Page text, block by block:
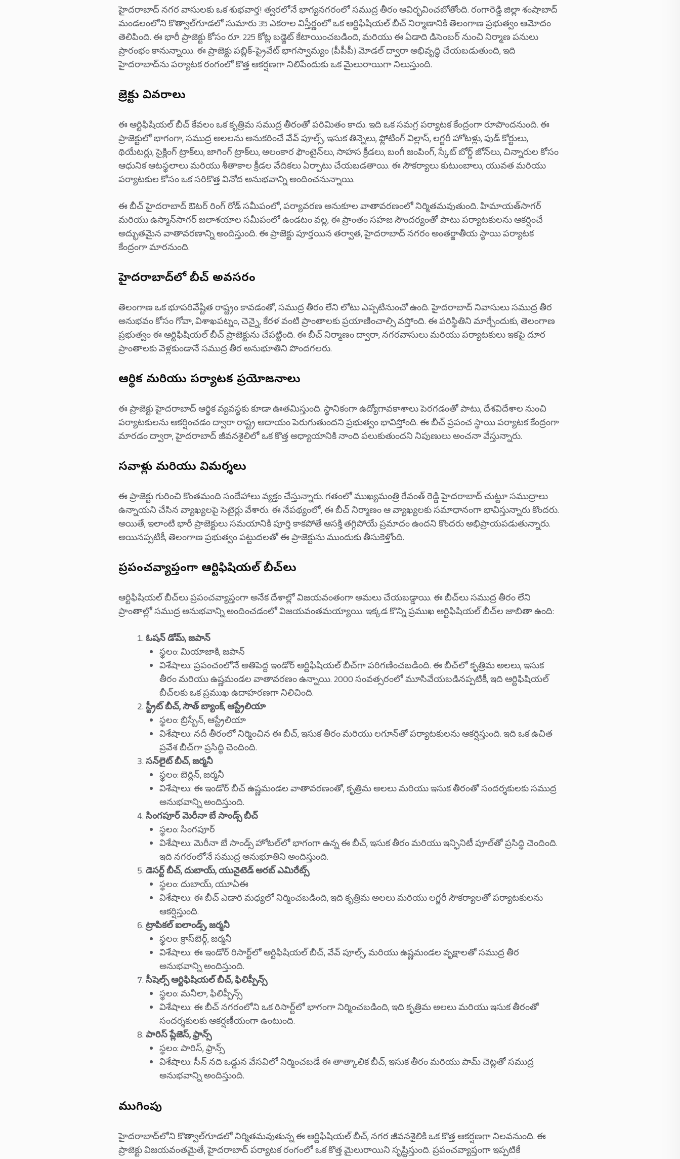
హైదరాబాద్ నగర వాసులకు ఒక శుభవార్త! త్వరలోనే భాగ్యనగరంలో సముద్ర తీరం ఆవిర్భవించబోతోంది. రంగారెడ్డి జిల్లా శంషాబాద్
మండలంలోని కొత్వాల్‌గూడలో సుమారు 35 ఎకరాల విస్తీర్ణంలో ఒక ఆర్టిఫిషియల్ బీచ్ నిర్మాణానికి తెలంగాణ ప్రభుత్వం ఆమోదం
తెలిపింది. ఈ భారీ ప్రాజెక్టు కోసం రూ. 225 కోట్ల బడ్జెట్ కేటాయించబడింది, మరియు ఈ ఏడాది డిసెంబర్ నుంచి నిర్మాణ పనులు
ప్రారంభం కానున్నాయి. ఈ ప్రాజెక్టు పబ్లిక్-ప్రైవేట్ భాగస్వామ్యం (పీపీపీ) మోడల్ ద్వారా అభివృద్ధి చేయబడుతుంది, ఇది
హైదరాబాద్‌ను పర్యాటక రంగంలో కొత్త ఆకర్షణగా నిలిపేందుకు ఒక మైలురాయిగా నిలుస్తుంది.
ప్రాజెక్టు వివరాలు
ఈ ఆర్టిఫిషియల్ బీచ్ కేవలం ఒక కృత్రిమ సముద్ర తీరంతో పరిమితం కాదు. ఇది ఒక సమగ్ర పర్యాటక కేంద్రంగా రూపొందనుంది. ఈ
ప్రాజెక్టులో భాగంగా, సముద్ర అలలను అనుకరించే వేవ్ పూల్స్, ఇసుక తిన్నెలు, ఫ్లోటింగ్ విల్లాస్, లగ్జరీ హోటళ్లు, ఫుడ్ కోర్టులు,
థియేటర్లు, సైక్లింగ్ ట్రాక్‌లు, జాగింగ్ ట్రాక్‌లు, అలంకార ఫౌంటైన్‌లు, సాహస క్రీడలు, బంగీ జంపింగ్, స్కేట్ బోర్డ్ జోన్‌లు, చిన్నారుల కోసం
ఆధునిక ఆటస్థలాలు మరియు శీతాకాల క్రీడల వేదికలు ఏర్పాటు చేయబడతాయి. ఈ సౌకర్యాలు కుటుంబాలు, యువత మరియు
పర్యాటకుల కోసం ఒక సరికొత్త వినోద అనుభవాన్ని అందించనున్నాయి.
ఈ బీచ్ హైదరాబాద్ ఔటర్ రింగ్ రోడ్ సమీపంలో, పర్యావరణ అనుకూల వాతావరణంలో నిర్మితమవుతుంది. హిమాయత్‌సాగర్
మరియు ఉస్మాన్‌సాగర్ జలాశయాల సమీపంలో ఉండటం వల్ల, ఈ ప్రాంతం సహజ సౌందర్యంతో పాటు పర్యాటకులను ఆకర్షించే
అద్భుతమైన వాతావరణాన్ని అందిస్తుంది. ఈ ప్రాజెక్టు పూర్తయిన తర్వాత, హైదరాబాద్ నగరం అంతర్జాతీయ స్థాయి పర్యాటక
కేంద్రంగా మారనుంది.
హైదరాబాద్‌లో బీచ్ అవసరం
తెలంగాణ ఒక భూపరివేష్టిత రాష్ట్రం కావడంతో, సముద్ర తీరం లేని లోటు ఎప్పటినుంచో ఉంది. హైదరాబాద్ నివాసులు సముద్ర తీర
అనుభవం కోసం గోవా, విశాఖపట్నం, చెన్నై, కేరళ వంటి ప్రాంతాలకు ప్రయాణించాల్సి వస్తోంది. ఈ పరిస్థితిని మార్చేందుకు, తెలంగాణ
ప్రభుత్వం ఈ ఆర్టిఫిషియల్ బీచ్ ప్రాజెక్టును చేపట్టింది. ఈ బీచ్ నిర్మాణం ద్వారా, నగరవాసులు మరియు పర్యాటకులు ఇకపై దూర
ప్రాంతాలకు వెళ్లకుండానే సముద్ర తీర అనుభూతిని పొందగలరు.
ఆర్థిక మరియు పర్యాటక ప్రయోజనాలు
ఈ ప్రాజెక్టు హైదరాబాద్ ఆర్థిక వ్యవస్థకు కూడా ఊతమిస్తుంది. స్థానికంగా ఉద్యోగావకాశాలు పెరగడంతో పాటు, దేశవిదేశాల నుంచి
పర్యాటకులను ఆకర్షించడం ద్వారా రాష్ట్ర ఆదాయం పెరుగుతుందని ప్రభుత్వం భావిస్తోంది. ఈ బీచ్ ప్రపంచ స్థాయి పర్యాటక కేంద్రంగా
మారడం ద్వారా, హైదరాబాద్ జీవనశైలిలో ఒక కొత్త అధ్యాయానికి నాంది పలుకుతుందని నిపుణులు అంచనా వేస్తున్నారు.
సవాళ్లు మరియు విమర్శలు
ఈ ప్రాజెక్టు గురించి కొంతమంది సందేహాలు వ్యక్తం చేస్తున్నారు. గతంలో ముఖ్యమంత్రి రేవంత్ రెడ్డి హైదరాబాద్ చుట్టూ సముద్రాలు
ఉన్నాయని చేసిన వ్యాఖ్యలపై సెటైర్లు వేశారు. ఈ నేపథ్యంలో, ఈ బీచ్ నిర్మాణం ఆ వ్యాఖ్యలకు సమాధానంగా భావిస్తున్నారు కొందరు.
అయితే, ఇలాంటి భారీ ప్రాజెక్టులు సమయానికి పూర్తి కాకపోతే ఆసక్తి తగ్గిపోయే ప్రమాదం ఉందని కొందరు అభిప్రాయపడుతున్నారు.
అయినప్పటికీ, తెలంగాణ ప్రభుత్వం పట్టుదలతో ఈ ప్రాజెక్టును ముందుకు తీసుకెళ్తోంది.
ప్రపంచవ్యాప్తంగా ఆర్టిఫిషియల్ బీచ్‌లు
ఆర్టిఫిషియల్ బీచ్‌లు ప్రపంచవ్యాప్తంగా అనేక దేశాల్లో విజయవంతంగా అమలు చేయబడ్డాయి. ఈ బీచ్‌లు సముద్ర తీరం లేని
ప్రాంతాల్లో సముద్ర అనుభవాన్ని అందించడంలో విజయవంతమయ్యాయి. ఇక్కడ కొన్ని ప్రముఖ ఆర్టిఫిషియల్ బీచ్‌ల జాబితా ఉంది:
ఓషన్ డోమ్, జపాన్
స్థలం: మియాజాకి, జపాన్
విశేషాలు: ప్రపంచంలోనే అతిపెద్ద ఇండోర్ ఆర్టిఫిషియల్ బీచ్‌గా పరిగణించబడింది. ఈ బీచ్‌లో కృత్రిమ అలలు, ఇసుక
తీరం మరియు ఉష్ణమండల వాతావరణం ఉన్నాయి. 2000 సంవత్సరంలో మూసివేయబడినప్పటికీ, ఇది ఆర్టిఫిషియల్
బీచ్‌లకు ఒక ప్రముఖ ఉదాహరణగా నిలిచింది.
స్ట్రీట్ బీచ్, సౌత్ బ్యాంక్, ఆస్ట్రేలియా
స్థలం: బ్రిస్బేన్, ఆస్ట్రేలియా
విశేషాలు: నదీ తీరంలో నిర్మించిన ఈ బీచ్, ఇసుక తీరం మరియు లగూన్‌తో పర్యాటకులను ఆకర్షిస్తుంది. ఇది ఒక ఉచిత
ప్రవేశ బీచ్‌గా ప్రసిద్ధి చెందింది.
సన్‌లైట్ బీచ్, జర్మనీ
స్థలం: బెర్లిన్, జర్మనీ
విశేషాలు: ఈ ఇండోర్ బీచ్ ఉష్ణమండల వాతావరణంతో, కృత్రిమ అలలు మరియు ఇసుక తీరంతో సందర్శకులకు సముద్ర
అనుభవాన్ని అందిస్తుంది.
సింగపూర్ మెరీనా బే సాండ్స్ బీచ్
స్థలం: సింగపూర్
విశేషాలు: మెరీనా బే సాండ్స్ హోటల్‌లో భాగంగా ఉన్న ఈ బీచ్, ఇసుక తీరం మరియు ఇన్ఫినిటీ పూల్‌తో ప్రసిద్ధి చెందింది.
ఇది నగరంలోనే సముద్ర అనుభూతిని అందిస్తుంది.
డెసర్ట్ బీచ్, దుబాయ్, యునైటెడ్ అరబ్ ఎమిరేట్స్
స్థలం: దుబాయ్, యూఏఈ
విశేషాలు: ఈ బీచ్ ఎడారి మధ్యలో నిర్మించబడింది, ఇది కృత్రిమ అలలు మరియు లగ్జరీ సౌకర్యాలతో పర్యాటకులను
ఆకర్షిస్తుంది.
ట్రాపికల్ ఐలాండ్స్, జర్మనీ
స్థలం: క్రాస్‌బెర్గ్, జర్మనీ
విశేషాలు: ఈ ఇండోర్ రిసార్ట్‌లో ఆర్టిఫిషియల్ బీచ్, వేవ్ పూల్స్, మరియు ఉష్ణమండల వృక్షాలతో సముద్ర తీర
అనుభవాన్ని అందిస్తుంది.
సీషెల్స్ ఆర్టిఫిషియల్ బీచ్, ఫిలిప్పీన్స్
స్థలం: మనీలా, ఫిలిప్పీన్స్
విశేషాలు: ఈ బీచ్ నగరంలోని ఒక రిసార్ట్‌లో భాగంగా నిర్మించబడింది, ఇది కృత్రిమ అలలు మరియు ఇసుక తీరంతో
సందర్శకులకు ఆకర్షణీయంగా ఉంటుంది.
పారిస్ ప్లేజెస్, ఫ్రాన్స్
స్థలం: పారిస్, ఫ్రాన్స్
విశేషాలు: సీన్ నది ఒడ్డున వేసవిలో నిర్మించబడే ఈ తాత్కాలిక బీచ్, ఇసుక తీరం మరియు పామ్ చెట్లతో సముద్ర
అనుభవాన్ని అందిస్తుంది.
ముగింపు
హైదరాబాద్‌లోని కొత్వాల్‌గూడలో నిర్మితమవుతున్న ఈ ఆర్టిఫిషియల్ బీచ్, నగర జీవనశైలికి ఒక కొత్త ఆకర్షణగా నిలవనుంది. ఈ
ప్రాజెక్టు విజయవంతమైతే, హైదరాబాద్ పర్యాటక రంగంలో ఒక కొత్త మైలురాయిని సృష్టిస్తుంది. ప్రపంచవ్యాప్తంగా ఇప్పటికే